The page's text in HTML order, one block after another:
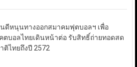
ดีหนุนทางออกสมาคมฟุตบอลฯ เพื่อ
ตบอลไทยเดินหน้าต่อ รับสิทธิ์ถ่ายทอดสด
ติไทยถึงปี 2572